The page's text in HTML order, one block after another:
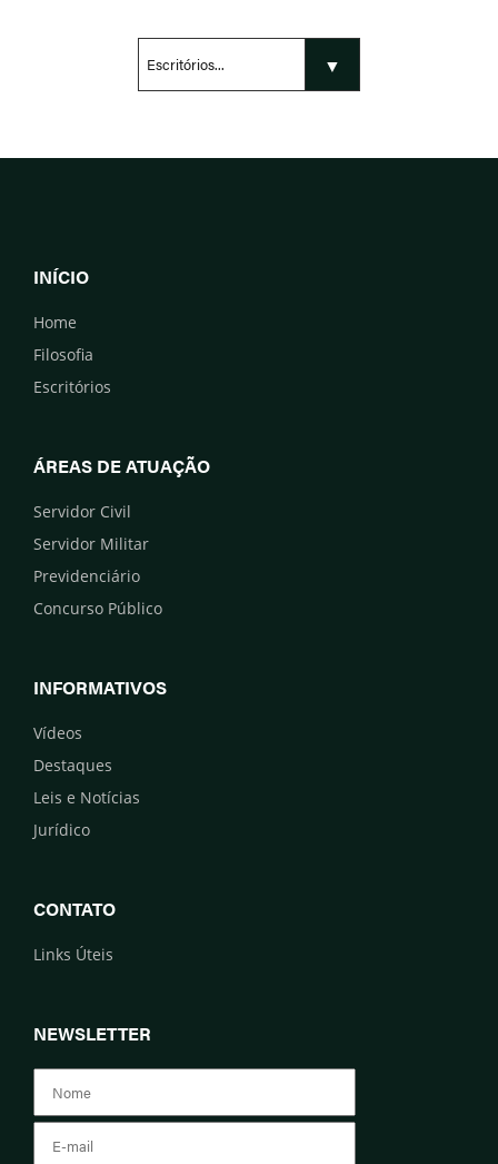
INÍCIO
Home
Filosofia
Escritórios
ÁREAS DE ATUAÇÃO
Servidor Civil
Servidor Militar
Previdenciário
Concurso Público
INFORMATIVOS
Vídeos
Destaques
Leis e Notícias
Jurídico
CONTATO
Links Úteis
NEWSLETTER